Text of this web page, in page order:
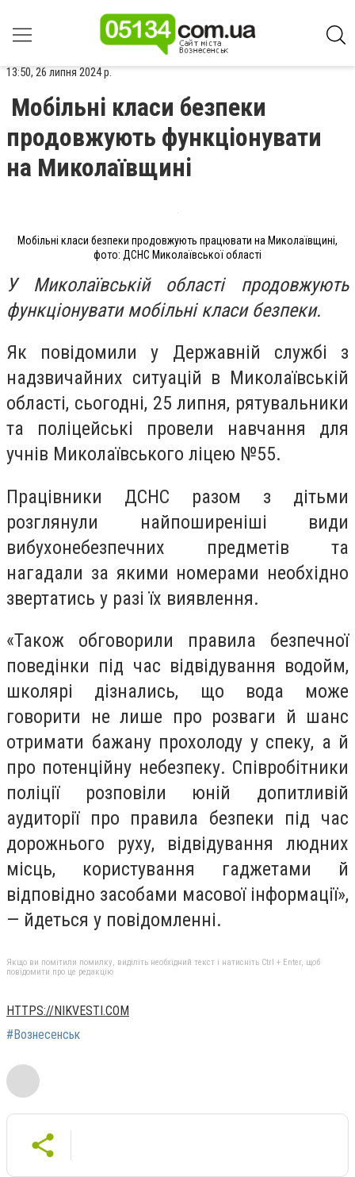
13:50, 26 липня 2024 р.
Мобільні класи безпеки
продовжують функціонувати
на Миколаївщині
Мобільні класи безпеки продовжують працювати на Миколаївщині,
фото: ДСНС Миколаївської області
У Миколаївській області продовжують
функціонувати мобільні класи безпеки.
Як повідомили у Державній службі з
надзвичайних ситуацій в Миколаївській
області, сьогодні, 25 липня, рятувальники
та поліцейські провели навчання для
учнів Миколаївського ліцею №55.
Працівники ДСНС разом з дітьми
розглянули найпоширеніші види
вибухонебезпечних предметів та
нагадали за якими номерами необхідно
звертатись у разі їх виявлення.
«Також обговорили правила безпечної
поведінки під час відвідування водойм,
школярі дізнались, що вода може
говорити не лише про розваги й шанс
отримати бажану прохолоду у спеку, а й
про потенційну небезпеку. Співробітники
поліції розповіли юній допитливій
аудиторії про правила безпеки під час
дорожнього руху, відвідування людних
місць, користування гаджетами й
відповідно засобами масової інформації»,
— йдеться у повідомленні.
Якщо ви помітили помилку, виділіть необхідний текст і натисніть Ctrl + Enter, щоб
повідомити про це редакцію
HTTPS://NIKVESTI.COM
#Вознесенськ